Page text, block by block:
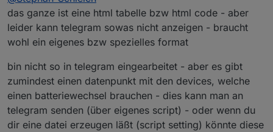
das ganze ist eine html tabelle bzw html code - aber
leider kann telegram sowas nicht anzeigen - braucht
wohl ein eigenes bzw spezielles format
bin nicht so in telegram eingearbeitet - aber es gibt
zumindest einen datenpunkt mit den devices, welche
einen batteriewechsel brauchen - dies kann man an
telegram senden (über eigenes script) - oder wenn du
dir eine datei erzeugen läßt (script setting) könnte diese